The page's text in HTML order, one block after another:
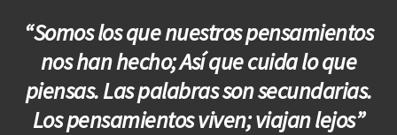
“Somos los que nuestros pensamientos
nos han hecho; Así que cuida lo que
piensas. Las palabras son secundarias.
Los pensamientos viven; viajan lejos”